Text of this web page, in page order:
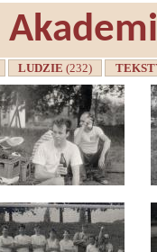
LUDZIE(232)